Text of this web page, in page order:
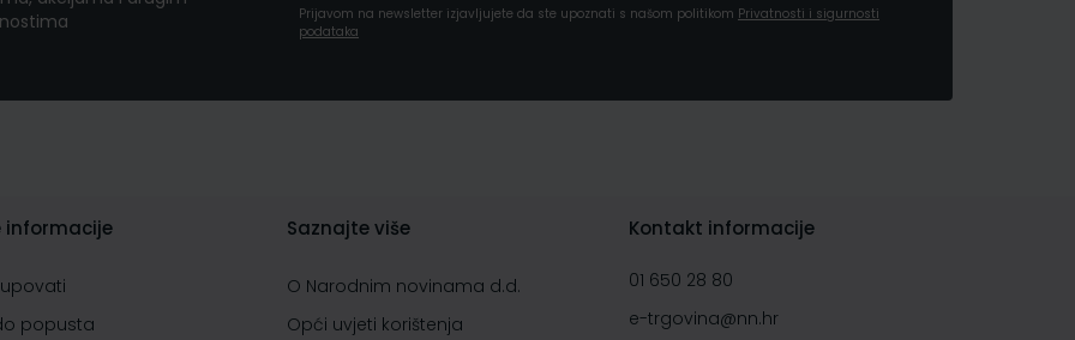
Prijavom na newsletter izjavljujete da ste upoznati s našom politikom Privatnosti i sigurnosti
podataka
informacije
popusta
Saznajte više
O Narodnim novinama d.d.
Opći uvjeti korištenja
Kontakt informacije
01 650 28 80
e-trgovina@nn.hr